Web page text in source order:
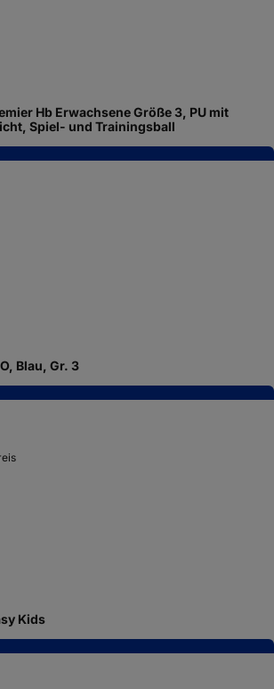
Hb Erwachsene Größe 3, PU mit
Spiel- und Trainingsball
Blau, Gr. 3
Kids